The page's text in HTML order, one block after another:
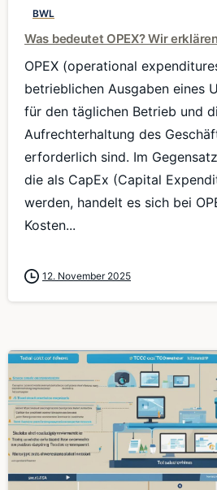
BWL
Was bedeutet OPEX? Wir
OPEX (operational
betrieblichen Ausgaben eines
für den täglichen Betrieb und
Aufrechterhaltung des
erforderlich sind. Im
die als CapEx (Capital
werden, handelt es sich bei
Kosten...
12. November 2025